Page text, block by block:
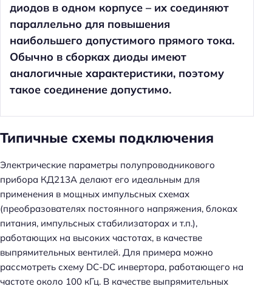
диодов в одном корпусе – их соединяют
параллельно для повышения
наибольшего допустимого прямого тока.
Обычно в сборках диоды имеют
аналогичные характеристики, поэтому
такое соединение допустимо.
Типичные схемы подключения
Электрические параметры полупроводникового
прибора КД213А делают его идеальным для
применения в мощных импульсных схемах
(преобразователях постоянного напряжения, блоках
питания, импульсных стабилизаторах и т.п.),
работающих на высоких частотах, в качестве
выпрямительных вентилей. Для примера можно
рассмотреть схему DC-DC инвертора, работающего на
частоте около 100 кГц. В качестве выпрямительных